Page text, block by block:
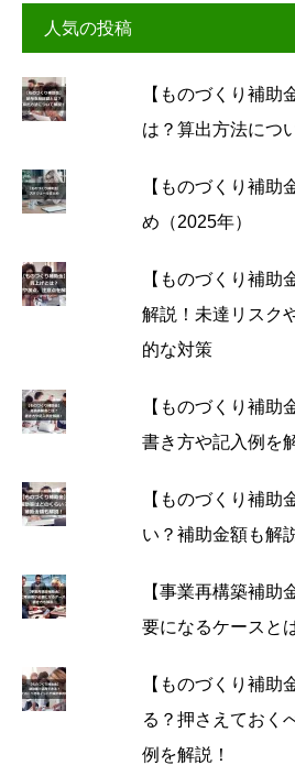
人気の投稿
【ものづくり補助
は？算出方法につ
【ものづくり補助
め（2025年）
【ものづくり補助
解説！未達リスク
的な対策
【ものづくり補助
書き方や記入例を
【ものづくり補助
い？補助金額も解
【事業再構築補助
要になるケースと
【ものづくり補助
る？押さえておく
例を解説！